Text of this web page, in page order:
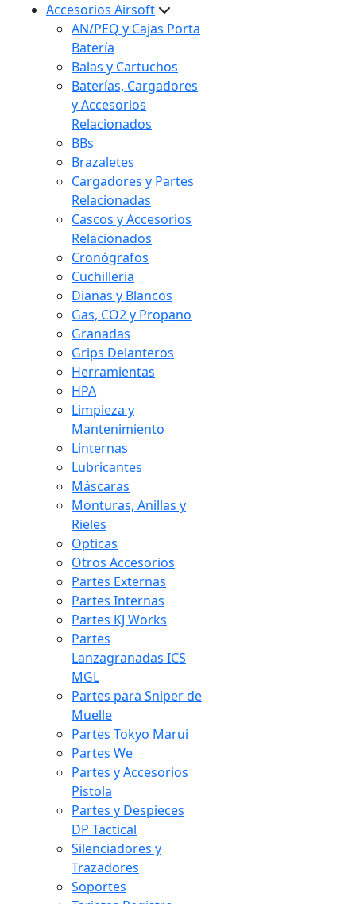
Accesorios Airsoft
AN/PEQ y Cajas Porta
Batería
Balas y Cartuchos
Baterías, Cargadores
y Accesorios
Relacionados
BBs
Brazaletes
Cargadores y Partes
Relacionadas
Cascos y Accesorios
Relacionados
Cronógrafos
Cuchilleria
Dianas y Blancos
Gas, CO2 y Propano
Granadas
Grips Delanteros
Herramientas
HPA
Limpieza y
Mantenimiento
Linternas
Lubricantes
Máscaras
Monturas, Anillas y
Rieles
Opticas
Otros Accesorios
Partes Externas
Partes Internas
Partes KJ Works
Partes
Lanzagranadas ICS
MGL
Partes para Sniper de
Muelle
Partes Tokyo Marui
Partes We
Partes y Accesorios
Pistola
Partes y Despieces
DP Tactical
Silenciadores y
Trazadores
Soportes